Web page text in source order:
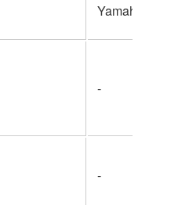
Yamaha CFIIIS
-
-